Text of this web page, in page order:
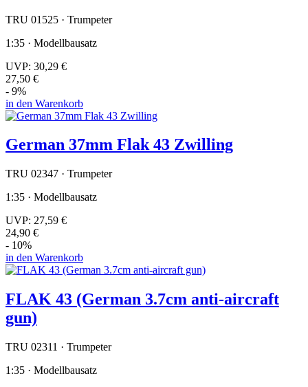
TRU 01525 · Trumpeter
1:35 · Modellbausatz
UVP: 30,29 €
27,50 €
- 9%
in den Warenkorb
German 37mm Flak 43 Zwilling
TRU 02347 · Trumpeter
1:35 · Modellbausatz
UVP: 27,59 €
24,90 €
- 10%
in den Warenkorb
FLAK 43 (German 3.7cm anti-aircraft
gun)
TRU 02311 · Trumpeter
1:35 · Modellbausatz